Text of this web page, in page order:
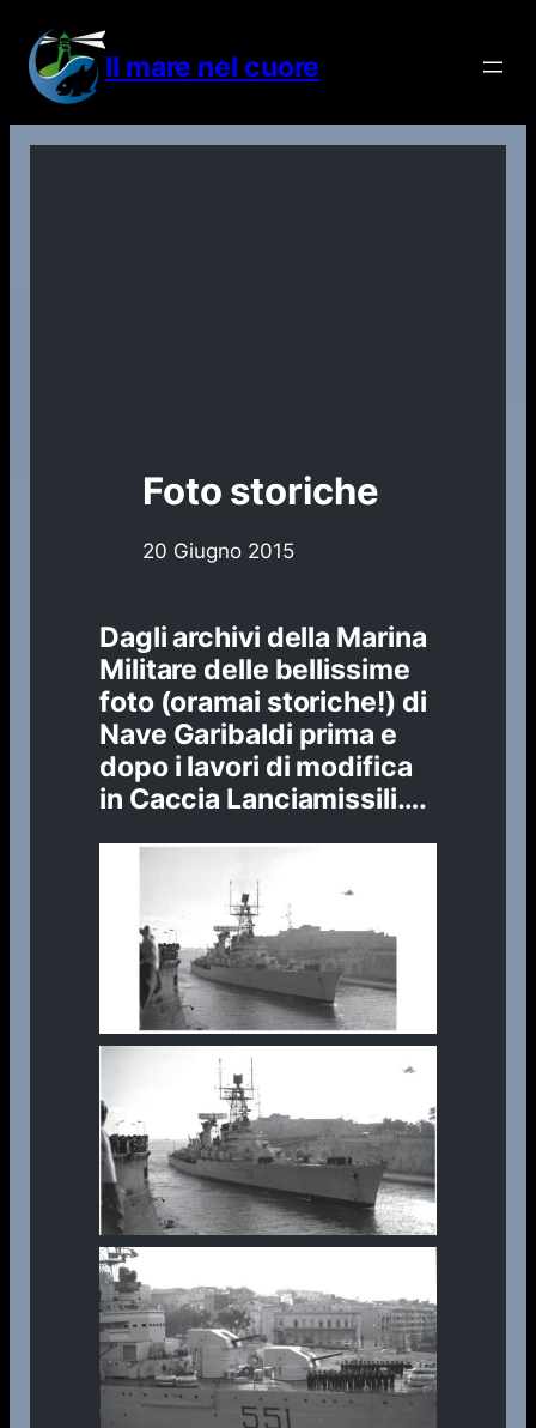
contenuto
Il mare nel cuore
Foto storiche
20 Giugno 2015
Dagli archivi della Marina
Militare delle bellissime
foto (oramai storiche!) di
Nave Garibaldi prima e
dopo i lavori di modifica
in Caccia Lanciamissili….